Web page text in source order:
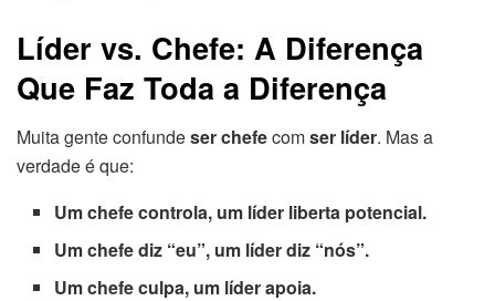
Líder vs. Chefe: A Diferença
Que Faz Toda a Diferença
Muita gente confundeser chefecomser líder. Mas a
verdade é que:
Um chefe controla, um líder liberta potencial.
Um chefe diz “eu”, um líder diz “nós”.
Um chefe culpa, um líder apoia.